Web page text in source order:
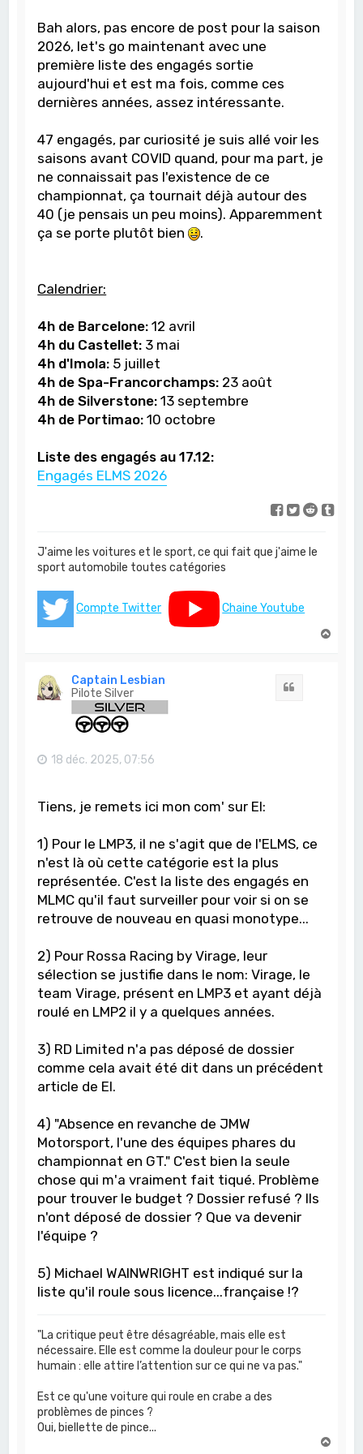
Bah alors, pas encore de post pour la saison
2026, let's go maintenant avec une
première liste des engagés sortie
aujourd'hui et est ma fois, comme ces
dernières années, assez intéressante.
47 engagés, par curiosité je suis allé voir les
saisons avant COVID quand, pour ma part, je
ne connaissait pas l'existence de ce
championnat, ça tournait déjà autour des
40 (je pensais un peu moins). Apparemment
ça se porte plutôt bien
.
Calendrier:
4h de Barcelone: 12 avril
4h du Castellet: 3 mai
4h d'Imola: 5 juillet
4h de Spa-Francorchamps: 23 août
4h de Silverstone: 13 septembre
4h de Portimao: 10 octobre
Liste des engagés au 17.12:
Engagés ELMS 2026
J'aime les voitures et le sport, ce qui fait que j'aime le
sport automobile toutes catégories
Compte Twitter
Chaine Youtube
Captain Lesbian
Pilote Silver
18 déc. 2025, 07:56
Tiens, je remets ici mon com' sur EI:
1) Pour le LMP3, il ne s'agit que de l'ELMS, ce
n'est là où cette catégorie est la plus
représentée. C'est la liste des engagés en
MLMC qu'il faut surveiller pour voir si on se
retrouve de nouveau en quasi monotype...
2) Pour Rossa Racing by Virage, leur
sélection se justifie dans le nom: Virage, le
team Virage, présent en LMP3 et ayant déjà
roulé en LMP2 il y a quelques années.
3) RD Limited n'a pas déposé de dossier
comme cela avait été dit dans un précédent
article de EI.
4) "Absence en revanche de JMW
Motorsport, l'une des équipes phares du
championnat en GT." C'est bien la seule
chose qui m'a vraiment fait tiqué. Problème
pour trouver le budget ? Dossier refusé ? Ils
n'ont déposé de dossier ? Que va devenir
l'équipe ?
5) Michael WAINWRIGHT est indiqué sur la
liste qu'il roule sous licence...française !?
"La critique peut être désagréable, mais elle est
nécessaire. Elle est comme la douleur pour le corps
humain : elle attire l’attention sur ce qui ne va pas."
Est ce qu'une voiture qui roule en crabe a des
problèmes de pinces ?
Oui, biellette de pince...